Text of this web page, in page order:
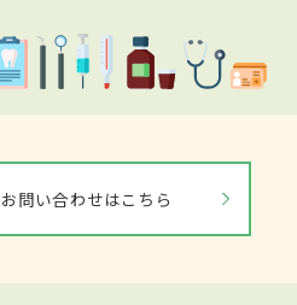
問い合わせはこちら